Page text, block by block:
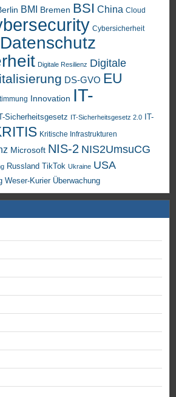
BMI Bremen BSI China Cloud
Cybersicherheit
Datenschutz
Digitale Resilienz Digitale
DS-GVO EU
Innovation IT-
Sicherheitsgesetz IT-Sicherheitsgesetz 2.0
IT-
Kritische Infrastrukturen
Microsoft NIS-2 NIS2UmsuCG
Russland TikTok Ukraine USA
Weser-Kurier Überwachung